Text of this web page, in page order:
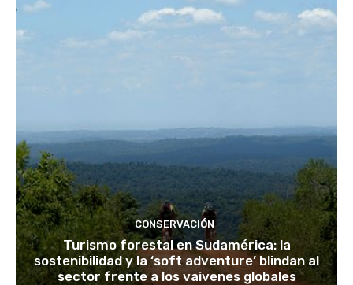
CONSERVACIÓN
Turismo forestal en Sudamérica: la
sostenibilidad y la ‘soft adventure’ blindan al
sector frente a los vaivenes globales